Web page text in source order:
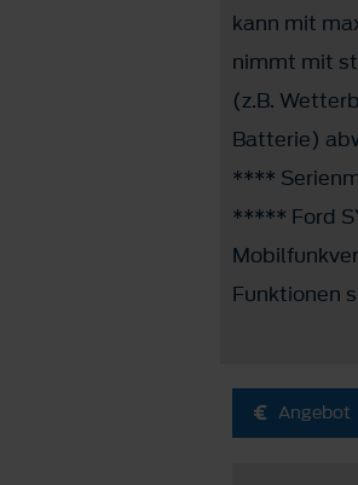
kann mit
nimmt mit
(z.B.
Batterie)
****
***** Ford
Funktionen
Angebot